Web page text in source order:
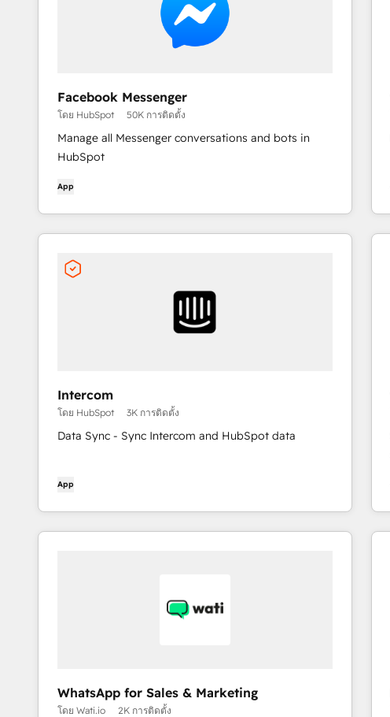
Facebook Messenger
โดย HubSpot 50K การติดตั้ง
Manage all Messenger conversations and bots in
HubSpot
App
Intercom
โดย HubSpot 3K การติดตั้ง
Data Sync - Sync Intercom and HubSpot data
App
WhatsApp for Sales & Marketing
โดย Wati.io 2K การติดตั้ง